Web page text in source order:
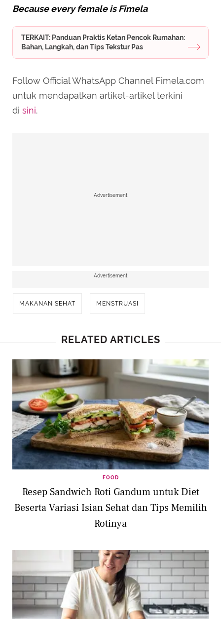
Because every female is Fimela
TERKAIT: Panduan Praktis Ketan Pencok Rumahan:
Bahan, Langkah, dan Tips Tekstur Pas
Follow Official WhatsApp Channel Fimela.com
untuk mendapatkan artikel-artikel terkini
di sini.
Advertisement
Advertisement
MAKANAN SEHAT MENSTRUASI
RELATED ARTICLES
FOOD
Resep Sandwich Roti Gandum untuk Diet
Beserta Variasi Isian Sehat dan Tips Memilih
Rotinya